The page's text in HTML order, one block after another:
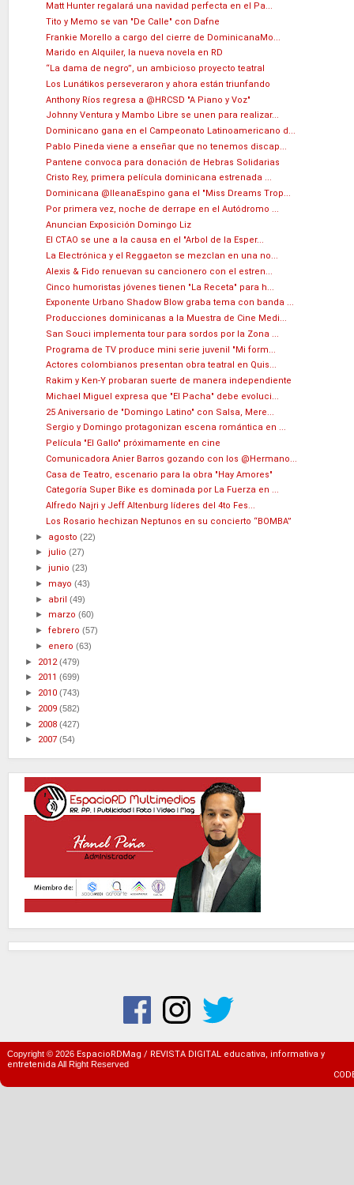
Matt Hunter regalará una navidad perfecta en el Pa...
Tito y Memo se van "De Calle" con Dafne
Frankie Morello a cargo del cierre de DominicanaMo...
Marido en Alquiler, la nueva novela en RD
“La dama de negro”, un ambicioso proyecto teatral
Los Lunátikos perseveraron y ahora están triunfando
Anthony Ríos regresa a @HRCSD "A Piano y Voz"
Johnny Ventura y Mambo Libre se unen para realizar...
Dominicano gana en el Campeonato Latinoamericano d...
Pablo Pineda viene a enseñar que no tenemos discap...
Pantene convoca para donación de Hebras Solidarias
Cristo Rey, primera película dominicana estrenada ...
Dominicana @IleanaEspino gana el "Miss Dreams Trop...
Por primera vez, noche de derrape en el Autódromo ...
Anuncian Exposición Domingo Liz
El CTAO se une a la causa en el "Arbol de la Esper...
La Electrónica y el Reggaeton se mezclan en una no...
Alexis & Fido renuevan su cancionero con el estren...
Cinco humoristas jóvenes tienen "La Receta" para h...
Exponente Urbano Shadow Blow graba tema con banda ...
Producciones dominicanas a la Muestra de Cine Medi...
San Souci implementa tour para sordos por la Zona ...
Programa de TV produce mini serie juvenil "Mi form...
Actores colombianos presentan obra teatral en Quis...
Rakim y Ken-Y probaran suerte de manera independiente
Michael Miguel expresa que "El Pacha" debe evoluci...
25 Aniversario de "Domingo Latino" con Salsa, Mere...
Sergio y Domingo protagonizan escena romántica en ...
Película "El Gallo" próximamente en cine
Comunicadora Anier Barros gozando con los @Hermano...
Casa de Teatro, escenario para la obra "Hay Amores"
Categoría Super Bike es dominada por La Fuerza en ...
Alfredo Najri y Jeff Altenburg líderes del 4to Fes...
Los Rosario hechizan Neptunos en su concierto “BOMBA”
► agosto(22)
►julio(27)
►junio(23)
► mayo(43)
► abril(49)
► marzo(60)
►febrero(57)
► enero(63)
► 2012(479)
► 2011 (699)
► 2010 (743)
► 2009 (582)
► 2008 (427)
► 2007 (54)
Copyright © 2026 EspacioRDMag / REVISTA DIGITAL educativa, informativa y
entretenidaAll Right Reserved